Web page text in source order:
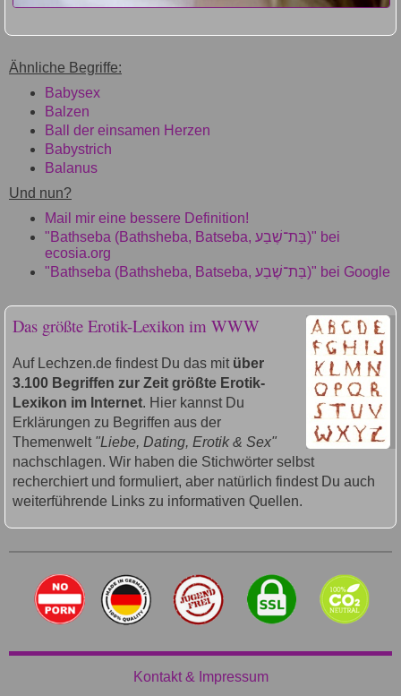
Ähnliche Begriffe:
Babysex
Balzen
Ball der einsamen Herzen
Babystrich
Balanus
Und nun?
Mail mir eine bessere Definition!
"Bathseba (Bathsheba, Batseba, בַּת־שֶׁבַע)" bei
ecosia.org
"Bathseba (Bathsheba, Batseba, בַּת־שֶׁבַע)" bei Google
Das größte Erotik-Lexikon im WWW
Auf Lechzen.de findest Du das mit über
3.100 Begriffen zur Zeit größte Erotik-
Lexikon im Internet. Hier kannst Du
Erklärungen zu Begriffen aus der
Themenwelt "Liebe, Dating, Erotik & Sex"
nachschlagen. Wir haben die Stichwörter selbst
recherchiert und formuliert, aber natürlich findest Du auch
weiterführende Links zu informativen Quellen.
Kontakt & Impressum